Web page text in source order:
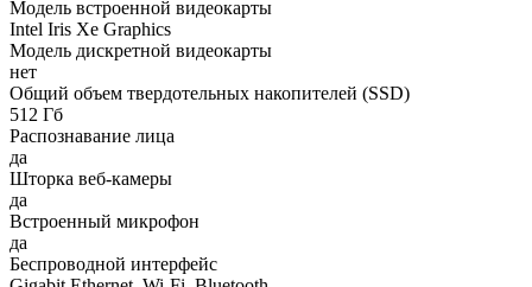
Модель встроенной видеокарты
Intel Iris Xe Graphics
Модель дискретной видеокарты
нет
Общий объем твердотельных накопителей (SSD)
512 Гб
Распознавание лица
да
Шторка веб-камеры
да
Встроенный микрофон
да
Беспроводной интерфейс